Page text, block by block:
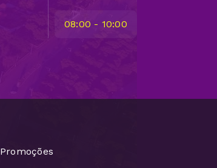
08:00 - 10:00
Promoções